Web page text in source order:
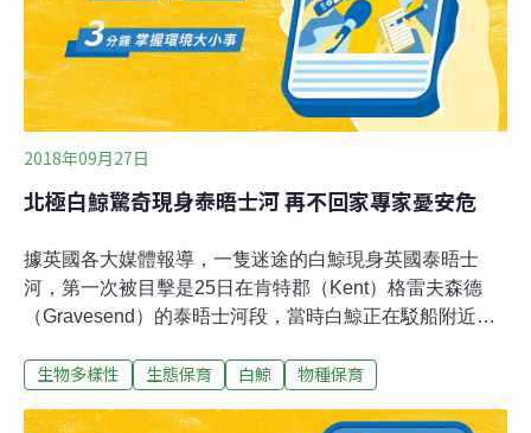
原住民語的意思是「遙遠的島」，而因為她常在霧氣撩繞
時突然出現在海上，又被暱稱「海上的小灰婦人」。17世
紀末，一頭灰鯨游入港內，被
2018年09月27日
北極白鯨驚奇現身泰晤士河 再不回家專家憂安危
據英國各大媒體報導，一隻迷途的白鯨現身英國泰晤士
河，第一次被目擊是25日在肯特郡（Kent）格雷夫森德
（Gravesend）的泰晤士河段，當時白鯨正在駁船附近覓
圈水域達數千公里。26日白鯨再次現身同個地點，引發是
生物多樣性 生態保育 白鯨 物種保育